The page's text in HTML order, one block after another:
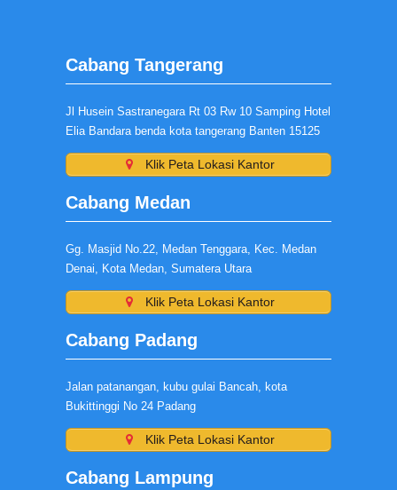
Cabang Tangerang
Jl Husein Sastranegara Rt 03 Rw 10 Samping Hotel
Elia Bandara benda kota tangerang Banten 15125
Klik Peta Lokasi Kantor
Cabang Medan
Gg. Masjid No.22, Medan Tenggara, Kec. Medan
Denai, Kota Medan, Sumatera Utara
Klik Peta Lokasi Kantor
Cabang Padang
Jalan patanangan, kubu gulai Bancah, kota
Bukittinggi No 24 Padang
Klik Peta Lokasi Kantor
Cabang Lampung